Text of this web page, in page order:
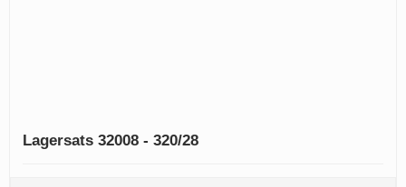
Lagersats 32008 - 320/28